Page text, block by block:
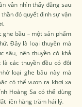
vẫn nhìn thấy đằng sau
đó quyết định sự vận
ghe bầu – một sản phẩm
Đây là loại thuyền mà
sâu, nên thuyền có khả
các thuyền đều có đôi
loại ghe bầu này mà
có thể vươn ra khơi xa
Hoàng Sa có thể dùng
liền hàng trăm hải lý.